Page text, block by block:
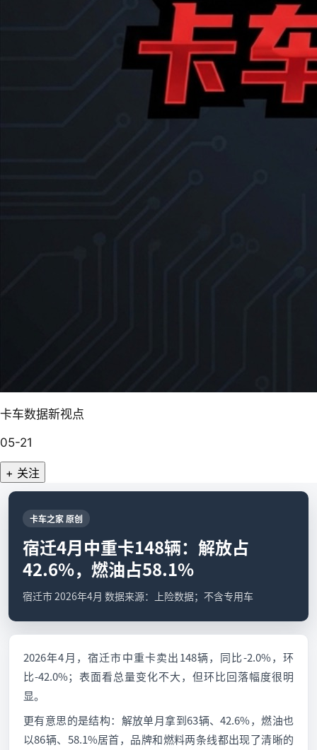
卡车数据新视点
05-21
+ 关注
卡车之家 原创
宿迁4月中重卡148辆：解放占
42.6%，燃油占58.1%
宿迁市 2026年4月 数据来源：上险数据；不含专用车
2026年4月，宿迁市中重卡卖出148辆，同比-2.0%，环
比-42.0%；表面看总量变化不大，但环比回落幅度很明
显。
更有意思的是结构：解放单月拿到63辆、42.6%，燃油也
以86辆、58.1%居首，品牌和燃料两条线都出现了清晰的